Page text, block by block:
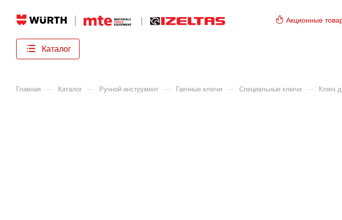
Акционные
Каталог
Главная
— Каталог — Ручной инструмент — Гаечные ключи — Специальные ключи — Ключ